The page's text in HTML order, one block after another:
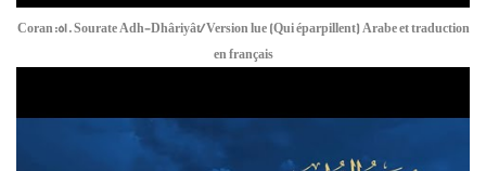
Coran:51. Sourate Adh-Dhâriyât/ Version lue (Qui éparpillent) Arabe et traduction
en français